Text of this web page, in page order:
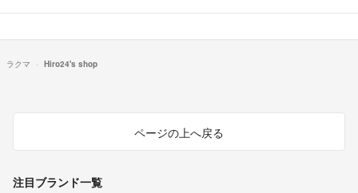
ラクマ Hiro24's shop
ページの上へ戻る
注目ブランド一覧